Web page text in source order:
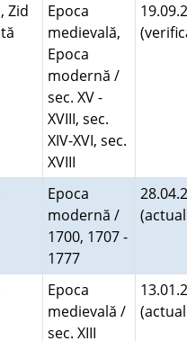
Zid
Epoca
medievală,
Epoca
modernă /
sec. XV -
XVIII, sec.
XIV-XVI, sec.
XVIII
Epoca
modernă /
1700, 1707 -
1777
Epoca
medievală /
sec. XIII